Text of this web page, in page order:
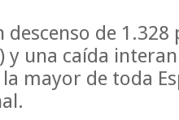
descenso de
y una caída
mayor de toda